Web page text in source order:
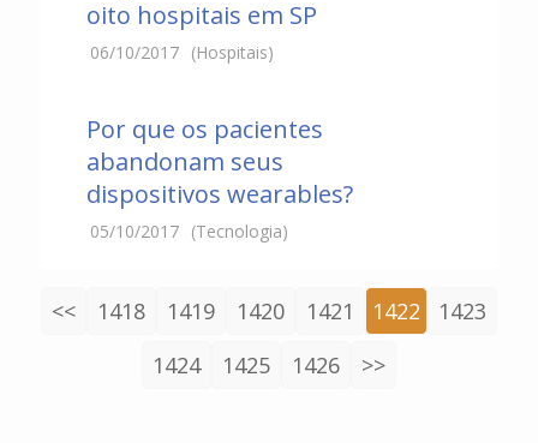
oito hospitais em SP
06/10/2017 (Hospitais)
Por que os pacientes
abandonam seus
dispositivos wearables?
05/10/2017 (Tecnologia)
<< 1418 1419 1420 1421 1422
1423
1424
1425 1426 >>